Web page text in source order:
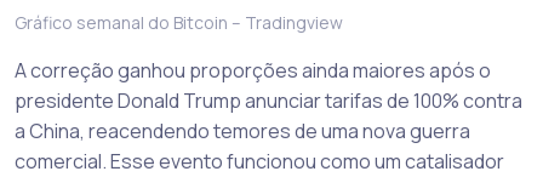
Gráfico semanal do Bitcoin – Tradingview
A correção ganhou proporções ainda maiores após o
presidente Donald Trump anunciar tarifas de 100% contra
a China, reacendendo temores de uma nova guerra
comercial. Esse evento funcionou como um catalisador